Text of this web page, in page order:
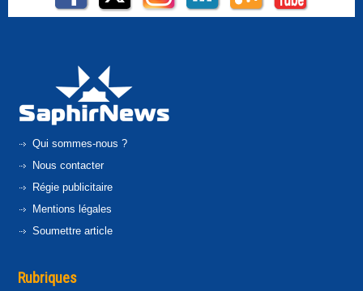
Qui sommes-nous ?
Nous contacter
Régie publicitaire
Mentions légales
Soumettre article
Rubriques